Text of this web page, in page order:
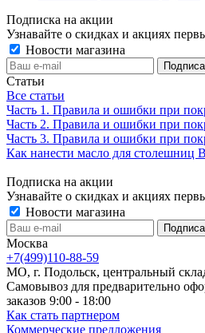
Подписка на акции
Узнавайте о скидках и акциях
Новости магазина
Статьи
Все статьи
Часть 1. Правила и ошибки при
Часть 2. Правила и ошибки при
Часть 3. Правила и ошибки при
Как нанести масло для столешниц
Подписка на акции
Узнавайте о скидках и акциях
Новости магазина
Москва
+7(499)110-88-59
МО, г. Подольск, центральный
Самовывоз для предварительно
заказов 9:00 - 18:00
Как стать партнером
Коммерческие предложения